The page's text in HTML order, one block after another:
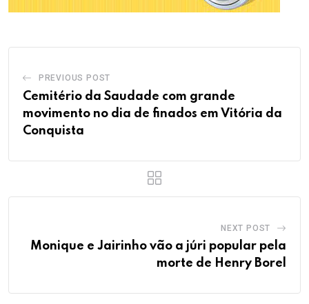
PREVIOUS POST
Cemitério da Saudade com grande
movimento no dia de finados em Vitória da
Conquista
NEXT POST
Monique e Jairinho vão a júri popular pela
morte de Henry Borel